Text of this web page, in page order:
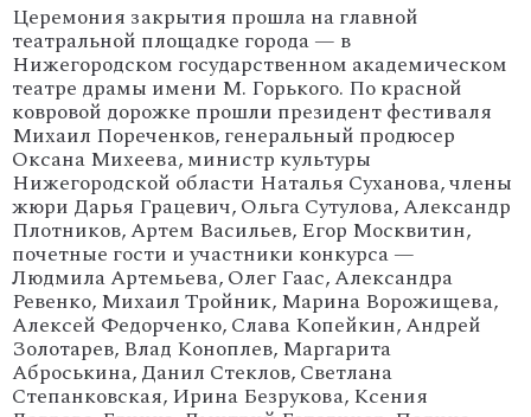
Церемония закрытия прошла на главной
театральной площадке города — в
Нижегородском государственном академическом
театре драмы имени М. Горького. По красной
ковровой дорожке прошли президент фестиваля
Михаил Пореченков, генеральный продюсер
Оксана Михеева, министр культуры
Нижегородской области Наталья Суханова, члены
жюри Дарья Грацевич, Ольга Сутулова, Александр
Плотников, Артем Васильев, Егор Москвитин,
почетные гости и участники конкурса —
Людмила Артемьева, Олег Гаас, Александра
Ревенко, Михаил Тройник, Марина Ворожищева,
Алексей Федорченко, Слава Копейкин, Андрей
Золотарев, Влад Коноплев, Маргарита
Аброськина, Данил Стеклов, Светлана
Степанковская, Ирина Безрукова, Ксения